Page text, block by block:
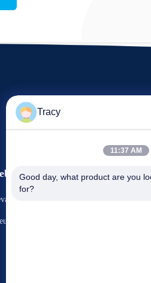
Verzoek
Tracy
11:37 AM
Good day, what product are you
for?